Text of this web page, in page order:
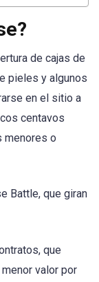
de cajas de
pieles y algunos
en el sitio a
centavos
menores o
Battle, que giran
que
valor por